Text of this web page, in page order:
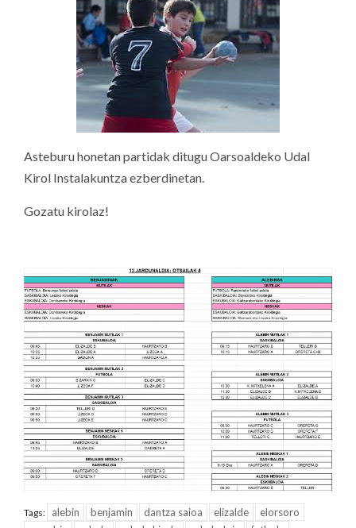
Asteburu honetan partidak ditugu Oarsoaldeko Udal
Kirol Instalakuntza ezberdinetan.
Gozatu kirolaz!
Tags: alebin benjamin dantza saioa elizalde
elorsoro